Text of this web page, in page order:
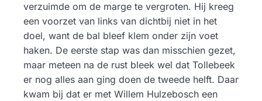
verzuimde om de marge te vergroten. Hij kreeg
een voorzet van links van dichtbij niet in het
doel, want de bal bleef klem onder zijn voet
haken. De eerste stap was dan misschien gezet,
maar meteen na de rust bleek wel dat Tollebeek
er nog alles aan ging doen de tweede helft. Daar
kwam bij dat er met Willem Hulzebosch een